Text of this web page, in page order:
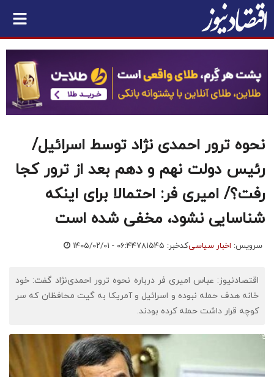
نحوه ترور احمدی نژاد توسط اسرائیل/
رئیس دولت نهم و دهم بعد از ترور کجا
رفت؟/ امیری فر: احتمالا برای اینکه
شناسایی نشود، مخفی شده است
سرویس: اخبار سیاسیکدخبر: ۷۸۱۵۴۵ ۱۴۰۵/۰۲/۰۱ - ۰۶:۴۴
اقتصادنیوز: عباس امیری فر درباره نحوه ترور احمدی‌نژاد گفت: خود
خانه هدف حمله نبوده و اسرائیل و آمریکا به گیت محافظان که سر
کوچه قرار داشت حمله کرده بودند.